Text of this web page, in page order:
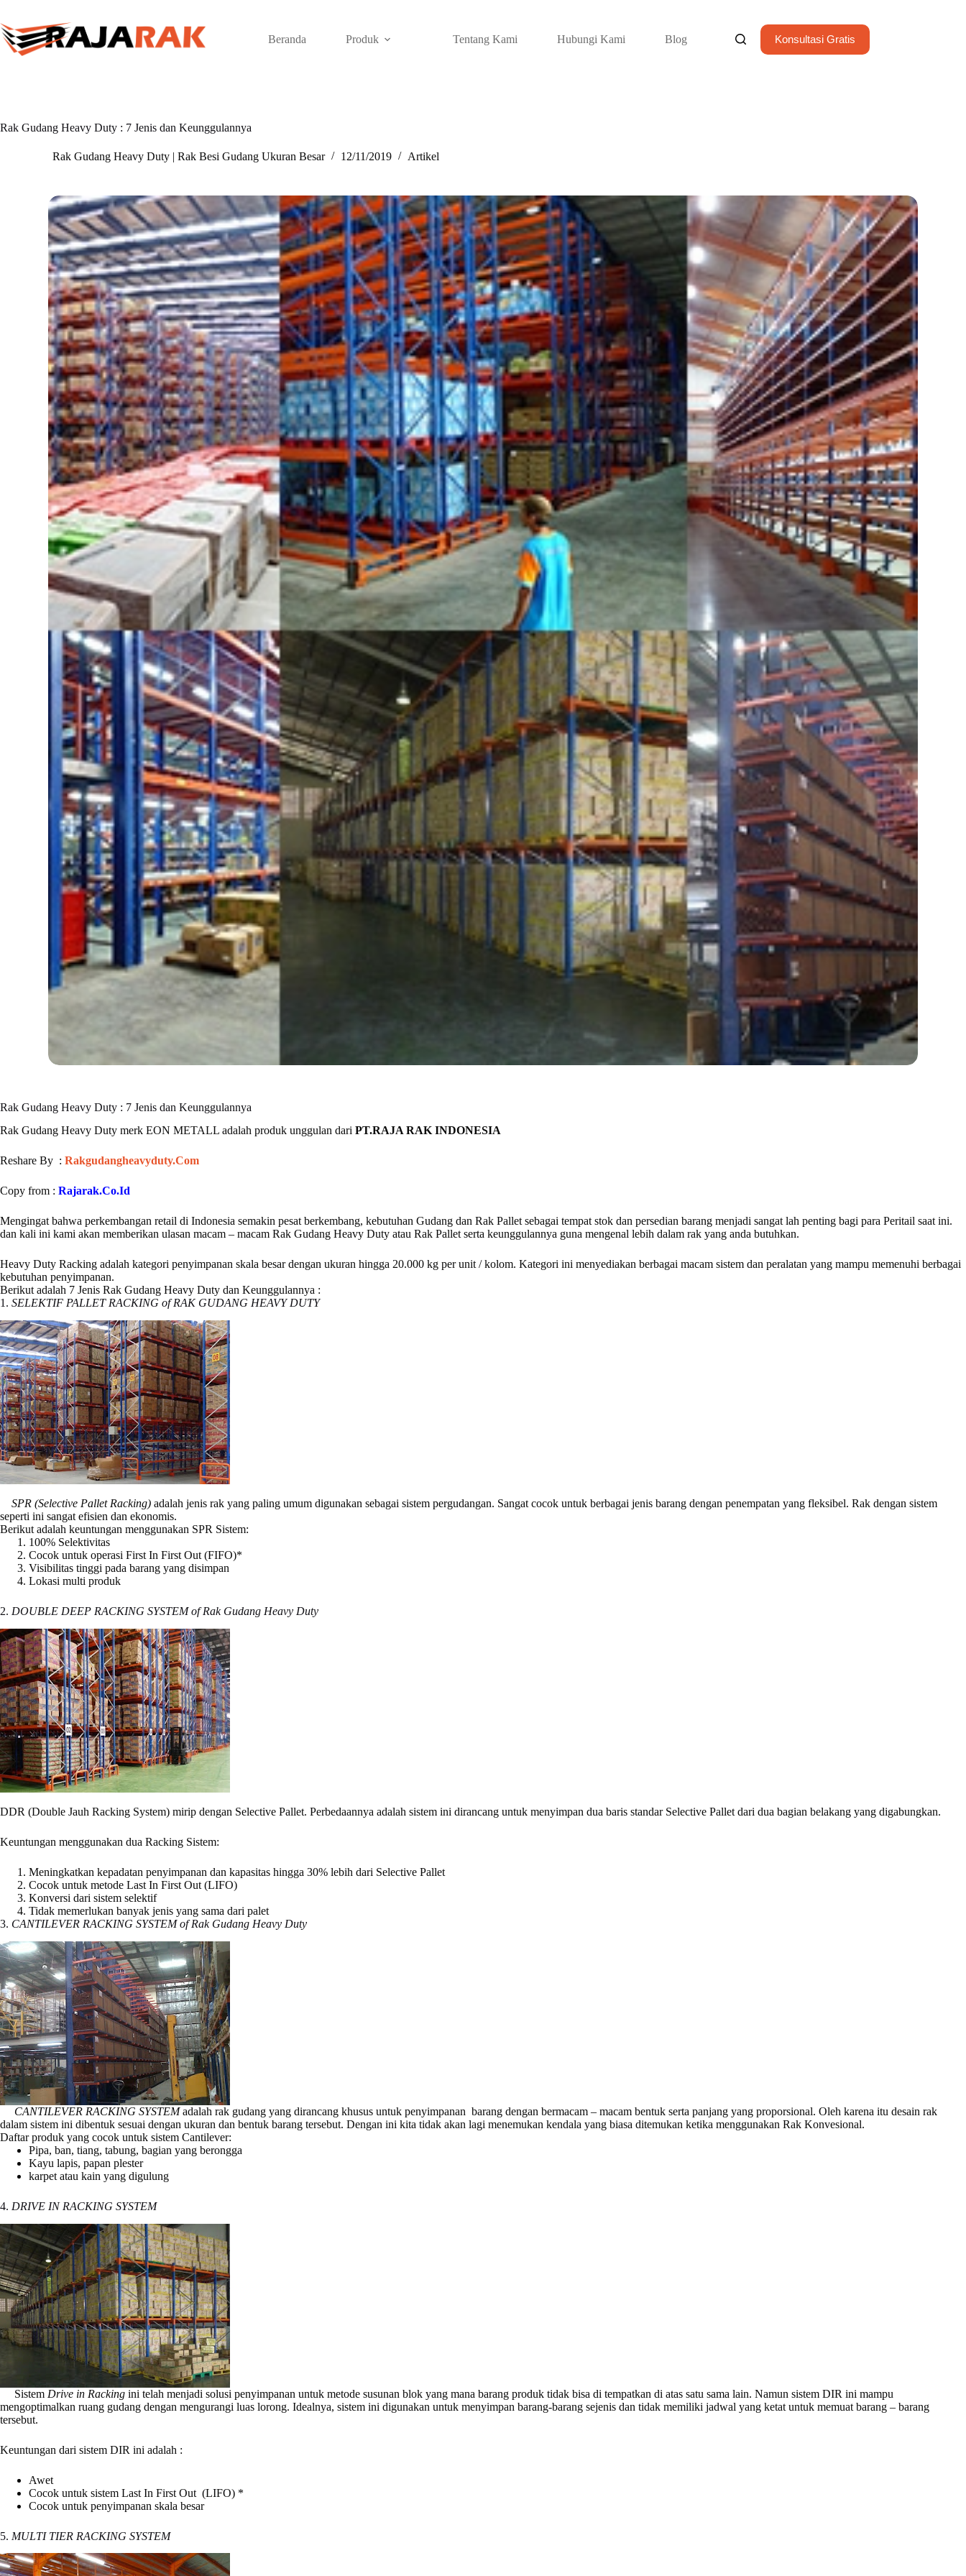
content
Beranda Produk Tentang Kami Hubungi Kami Blog Konsultasi Gratis
Rak Gudang Heavy Duty : 7 Jenis dan Keunggulannya
Rak Gudang Heavy Duty | Rak Besi Gudang Ukuran Besar 12/11/2019 Artikel
Rak Gudang Heavy Duty : 7 Jenis dan Keunggulannya
Rak Gudang Heavy Duty merk EON METALL adalah produk unggulan dari PT.RAJA RAK INDONESIA
Reshare By : Rakgudangheavyduty.Com
Copy from : Rajarak.Co.Id
Mengingat bahwa perkembangan retail di Indonesia semakin pesat berkembang, kebutuhan Gudang dan Rak Pallet sebagai tempat stok dan persedian barang menjadi sangat lah penting bagi para Peritail saat ini.
dan kali ini kami akan memberikan ulasan macam – macam Rak Gudang Heavy Duty atau Rak Pallet serta keunggulannya guna mengenal lebih dalam rak yang anda butuhkan.
Heavy Duty Racking adalah kategori penyimpanan skala besar dengan ukuran hingga 20.000 kg per unit / kolom. Kategori ini menyediakan berbagai macam sistem dan peralatan yang mampu memenuhi berbagai
kebutuhan penyimpanan.
Berikut adalah 7 Jenis Rak Gudang Heavy Duty dan Keunggulannya :
1. SELEKTIF PALLET RACKING of RAK GUDANG HEAVY DUTY
SPR (Selective Pallet Racking) adalah jenis rak yang paling umum digunakan sebagai sistem pergudangan. Sangat cocok untuk berbagai jenis barang dengan penempatan yang fleksibel. Rak dengan sistem
seperti ini sangat efisien dan ekonomis.
Berikut adalah keuntungan menggunakan SPR Sistem:
100% Selektivitas
Cocok untuk operasi First In First Out (FIFO)*
Visibilitas tinggi pada barang yang disimpan
Lokasi multi produk
2. DOUBLE DEEP RACKING SYSTEM of Rak Gudang Heavy Duty
DDR (Double Jauh Racking System) mirip dengan Selective Pallet. Perbedaannya adalah sistem ini dirancang untuk menyimpan dua baris standar Selective Pallet dari dua bagian belakang yang digabungkan.
Keuntungan menggunakan dua Racking Sistem:
Meningkatkan kepadatan penyimpanan dan kapasitas hingga 30% lebih dari Selective Pallet
Cocok untuk metode Last In First Out (LIFO)
Konversi dari sistem selektif
Tidak memerlukan banyak jenis yang sama dari palet
3. CANTILEVER RACKING SYSTEM of Rak Gudang Heavy Duty
CANTILEVER RACKING SYSTEMadalah rak gudang yang dirancang khusus untuk penyimpanan barang dengan bermacam – macam bentuk serta panjang yang proporsional. Oleh karena itu desain rak
dalam sistem ini dibentuk sesuai dengan ukuran dan bentuk barang tersebut. Dengan ini kita tidak akan lagi menemukan kendala yang biasa ditemukan ketika menggunakan Rak Konvesional.
Daftar produk yang cocok untuk sistem Cantilever:
Pipa, ban, tiang, tabung, bagian yang berongga
Kayu lapis, papan plester
karpet atau kain yang digulung
4. DRIVE IN RACKING SYSTEM
Sistem Drive in Racking ini telah menjadi solusi penyimpanan untuk metode susunan blok yang mana barang produk tidak bisa di tempatkan di atas satu sama lain. Namun sistem DIR ini mampu
mengoptimalkan ruang gudang dengan mengurangi luas lorong. Idealnya, sistem ini digunakan untuk menyimpan barang-barang sejenis dan tidak memiliki jadwal yang ketat untuk memuat barang – barang
tersebut.
Keuntungan dari sistem DIR ini adalah :
Awet
Cocok untuk sistem Last In First Out (LIFO) *
Cocok untuk penyimpanan skala besar
5. MULTI TIER RACKING SYSTEM